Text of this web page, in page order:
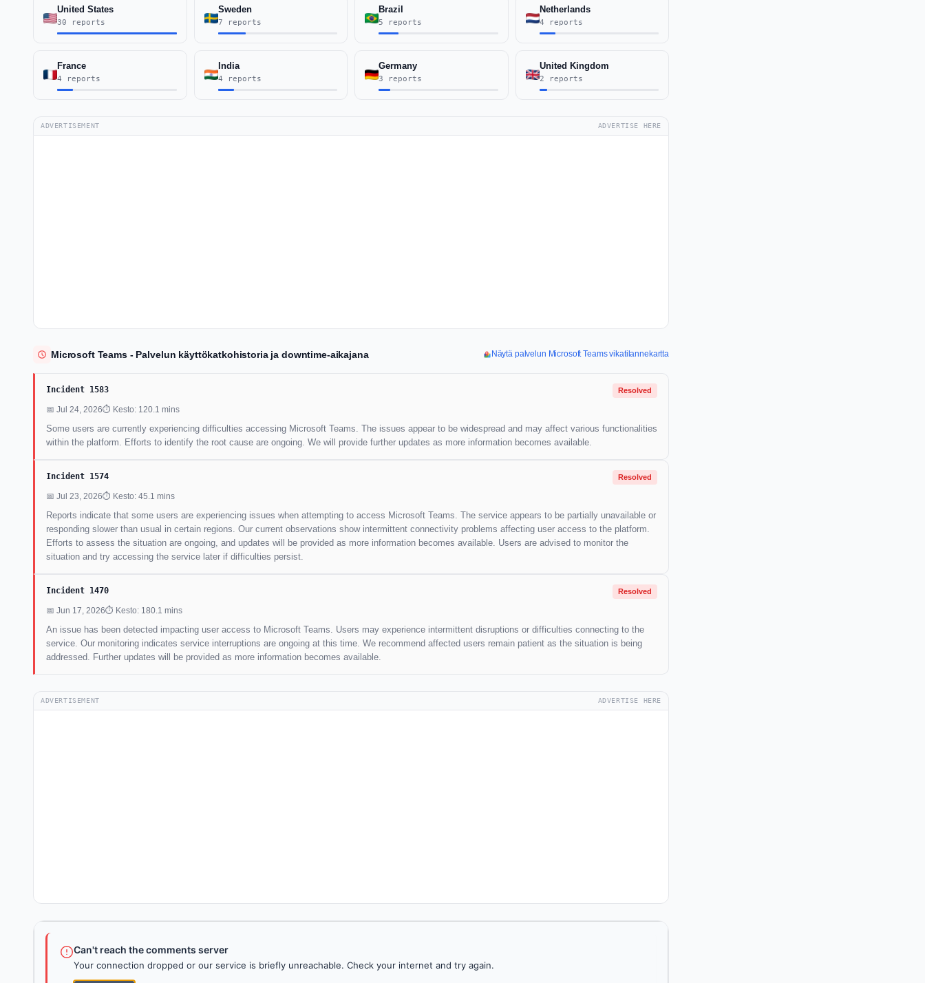
United States
30 reports
Sweden
7 reports
Brazil
5 reports
Netherlands
4 reports
France
4 reports
India
4 reports
Germany
3 reports
United Kingdom
2 reports
ADVERTISEMENT ADVERTISE HERE
Microsoft Teams - Palvelun käyttökatkohistoria ja downtime-aikajana Näytä palvelun Microsoft Teams vikatilannekartta
Incident 1583 Resolved
📅 Jul 24, 2026⏱ Kesto: 120.1 mins
Some users are currently experiencing difficulties accessing Microsoft Teams. The issues appear to be widespread and may affect various functionalities
within the platform. Efforts to identify the root cause are ongoing. We will provide further updates as more information becomes available.
Incident 1574 Resolved
📅 Jul 23, 2026⏱ Kesto: 45.1 mins
Reports indicate that some users are experiencing issues when attempting to access Microsoft Teams. The service appears to be partially unavailable or
responding slower than usual in certain regions. Our current observations show intermittent connectivity problems affecting user access to the platform.
Efforts to assess the situation are ongoing, and updates will be provided as more information becomes available. Users are advised to monitor the
situation and try accessing the service later if difficulties persist.
Incident 1470 Resolved
📅 Jun 17, 2026⏱ Kesto: 180.1 mins
An issue has been detected impacting user access to Microsoft Teams. Users may experience intermittent disruptions or difficulties connecting to the
service. Our monitoring indicates service interruptions are ongoing at this time. We recommend affected users remain patient as the situation is being
addressed. Further updates will be provided as more information becomes available.
ADVERTISEMENT ADVERTISE HERE
Can't reach the comments server
Your connection dropped or our service is briefly unreachable. Check your internet and try again.